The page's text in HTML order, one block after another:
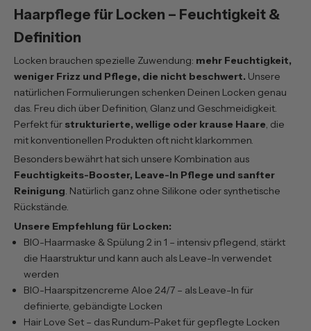
Haarpflege für Locken – Feuchtigkeit &
Definition
Locken brauchen spezielle Zuwendung: mehr Feuchtigkeit,
weniger Frizz und Pflege, die nicht beschwert. Unsere
natürlichen Formulierungen schenken Deinen Locken genau
das. Freu dich über Definition, Glanz und Geschmeidigkeit.
Perfekt für strukturierte, wellige oder krause Haare, die
mit konventionellen Produkten oft nicht klarkommen.
Besonders bewährt hat sich unsere Kombination aus
Feuchtigkeits-Booster, Leave-In Pflege und sanfter
Reinigung. Natürlich ganz ohne Silikone oder synthetische
Rückstände.
Unsere Empfehlung für Locken:
BIO-Haarmaske & Spülung 2 in 1 – intensiv pflegend, stärkt
die Haarstruktur und kann auch als Leave-In verwendet
werden
BIO-Haarspitzencreme Aloe 24/7 – als Leave-In für
definierte, gebändigte Locken
Hair Love Set – das Rundum-Paket für gepflegte Locken